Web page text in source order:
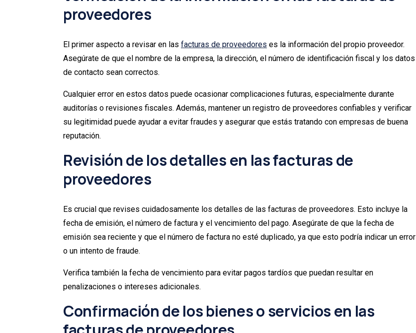
proveedores
El primer aspecto a revisar en las facturas de proveedores es la información del propio proveedor.
Asegúrate de que el nombre de la empresa, la dirección, el número de identificación fiscal y los datos
de contacto sean correctos.
Cualquier error en estos datos puede ocasionar complicaciones futuras, especialmente durante
auditorías o revisiones fiscales. Además, mantener un registro de proveedores confiables y verificar
su legitimidad puede ayudar a evitar fraudes y asegurar que estás tratando con empresas de buena
reputación.
Revisión de los detalles en las facturas de
proveedores
Es crucial que revises cuidadosamente los detalles de las facturas de proveedores. Esto incluye la
fecha de emisión, el número de factura y el vencimiento del pago. Asegúrate de que la fecha de
emisión sea reciente y que el número de factura no esté duplicado, ya que esto podría indicar un error
o un intento de fraude.
Verifica también la fecha de vencimiento para evitar pagos tardíos que puedan resultar en
penalizaciones o intereses adicionales.
Confirmación de los bienes o servicios en las